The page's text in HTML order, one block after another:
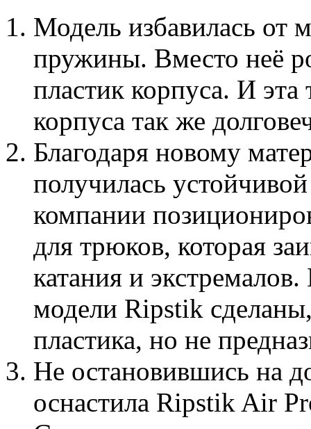
Модель избавилась от
пружины. Вместо неё
пластик корпуса. И
корпуса так же
Благодаря новому
получилась
компании
для трюков, которая
катания и
модели Ripstik
пластика, но не
Не остановившись на
оснастила Ripstik Air